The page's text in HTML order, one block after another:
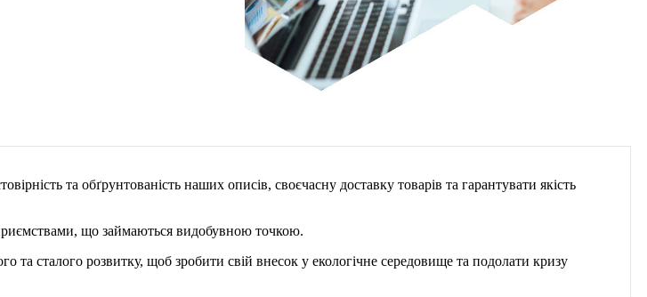
та обґрунтованість наших описів, своєчасну доставку товарів та гарантувати якість
що займаються видобувною точкою.
та сталого розвитку, щоб зробити свій внесок у екологічне середовище та подолати кризу